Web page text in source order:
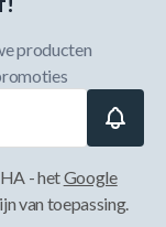
producten
- hetGoogle
van toepassing.